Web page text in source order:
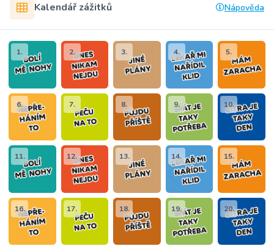
Kalendář zážitků Nápověda
1. 2. 3. 4. 5.
6. 7. 8. 9. 10.
11. 12. 13. 14. 15.
16. 17. 18. 19. 20.